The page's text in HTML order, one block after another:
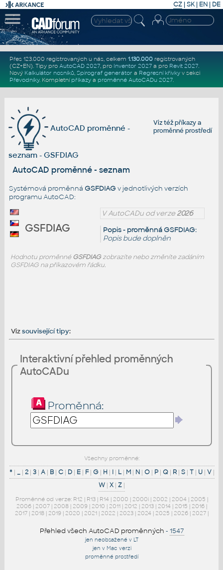
CZ | SK| EN | DE
Přes 123.000 registrovaných u nás, celkem 1.130.000registrovaných
(CZ+EN). Tipy pro AutoCAD 2027, pro Inventor 2027a pro Revit 2027.
Nový Kalkulátor nosníků, Spirograf generátor a Regresní křivkyv sekci
Převodníky. Kompletní příkazya proměnné AutoCADu 2027.
Viz téžpříkazya
proměnné prostředí
AutoCAD proměnné -
seznam - GSFDIAG
AutoCAD proměnné - seznam
Systémová proměnná GSFDIAGv jednotlivých verzích
programu AutoCAD:
V AutoCADu od verze2026
Popis - proměnná GSFDIAG:
Popis bude doplněn
GSFDIAG
Hodnotu proměnné GSFDIAGzobrazíte nebo změníte zadáním
GSFDIAG na příkazovém řádku.
Vizsouvisející tipy:
Interaktivní přehled proměnných
AutoCADu
Proměnná:
Všechny proměnné:
*| _| 2| 3| A| B| C| D| E| F| G| H| I| L| M| N| O| P| Q| R| S| T| U| V|
W | X | Z |
Proměnné od verze: R12 | R13 | R14 | 2000 | 2000i | 2002 | 2004 | 2005 |
2006 | 2007 | 2008 | 2009 | 2010 | 2011 | 2012 | 2013 | 2014 | 2015 | 2016 |
2017 | 2018 | 2019 | 2020 | 2021 | 2022 | 2023 | 2024 | 2025 | 2026 | 2027 |
Přehled všech AutoCAD proměnných - 1547
jen neobsažené v LT
jen v Mac verzi
proměnné prostředí